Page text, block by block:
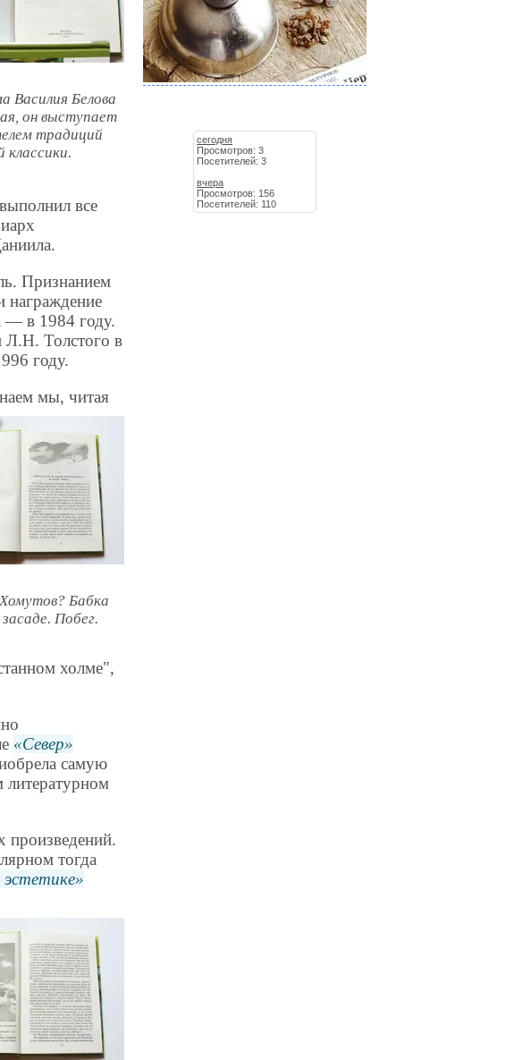
Василия Белова
он выступает
традиций
классики.
все
Признанием
награждение
— в 1984 году.
Л.Н. Толстого в
году.
мы, читая
Бабка
Побег.
холме",
Север
самую
литературном
произведений.
тогда
сегодня
Просмотров: 3
Посетителей: 3
вчера
Просмотров: 156
Посетителей: 110